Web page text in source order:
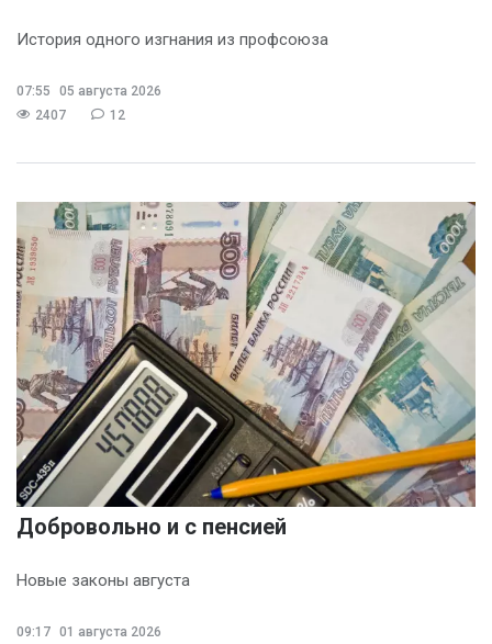
История одного изгнания из профсоюза
07:55
05 августа 2026
2407
12
Добровольно и с пенсией
Новые законы августа
09:17 01 августа 2026